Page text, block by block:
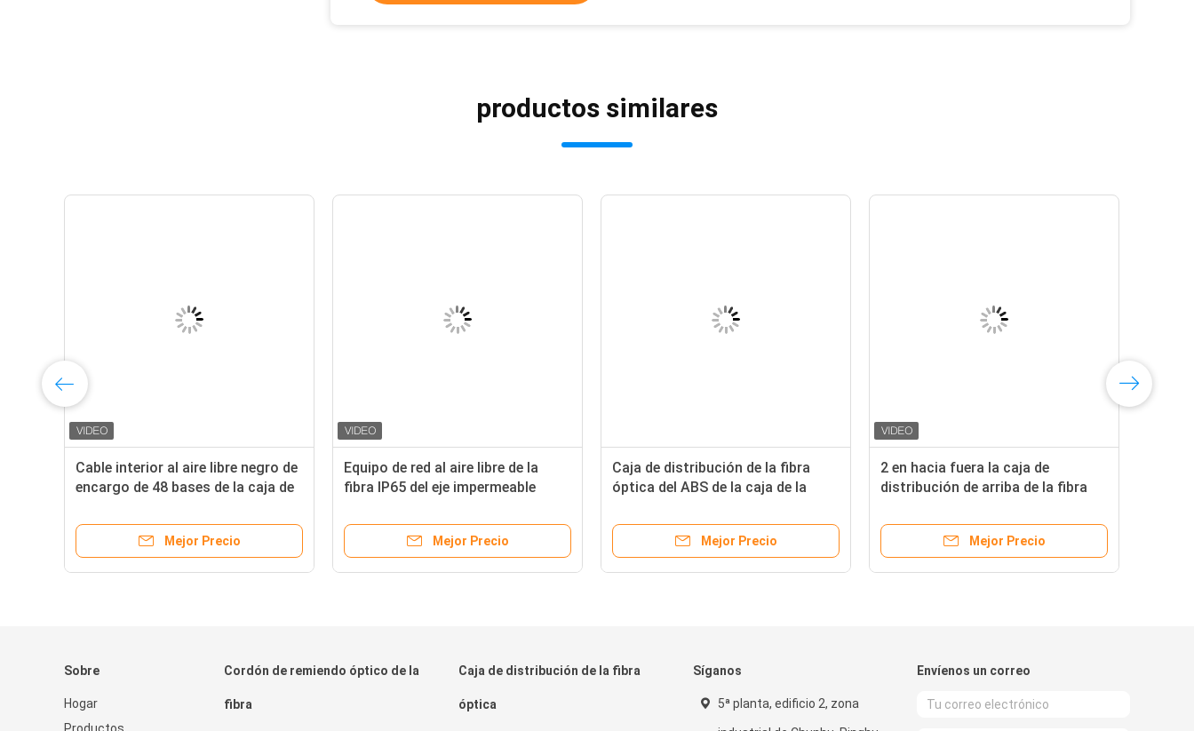
productos similares
Cable interior al aire libre negro de
encargo de 48 bases de la caja de
Mejor Precio
Equipo de red al aire libre de la
fibra IP65 del eje impermeable
Mejor Precio
Caja de distribución de la fibra
óptica del ABS de la caja de la
ignífuga
Mejor Precio
2 en hacia fuera la caja de
distribución de arriba de la fibra
negro de poste de la tenencia
Mejor Precio
Sobre
Hogar
Cordón de remiendo óptico de la
fibra
Caja de distribución de la fibra
óptica
Síganos
5ª planta, edificio 2, zona
Envíenos un correo